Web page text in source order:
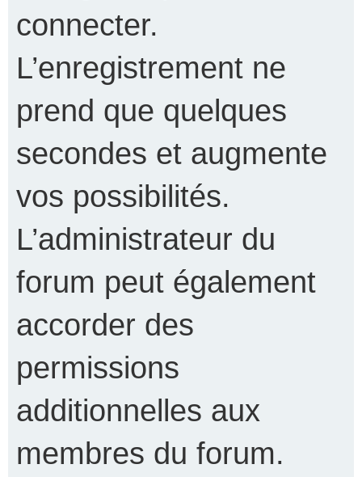
connecter.
L’enregistrement ne
prend que quelques
secondes et augmente
vos possibilités.
L’administrateur du
forum peut également
accorder des
permissions
additionnelles aux
membres du forum.